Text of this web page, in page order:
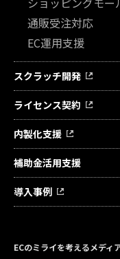
通販受注対応
EC運用支援
スクラッチ開発
ライセンス契約
内製化支援
補助金活用支援
導入事例
ECのミライを考えるメディ